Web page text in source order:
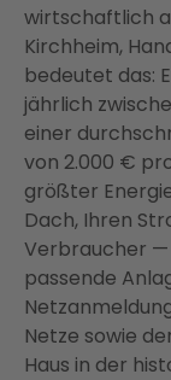
Förderung
Amortisation
Anlage
Mehr als nur
So
Warum
Photovoltaik
Fazit:
richtige
wirtschaftlich
Kirchheim,
bedeutet das:
jährlich
einer
von 2.000 €
größter
Dach, Ihren
Verbraucher —
passende
Netze sowie
Haus in der